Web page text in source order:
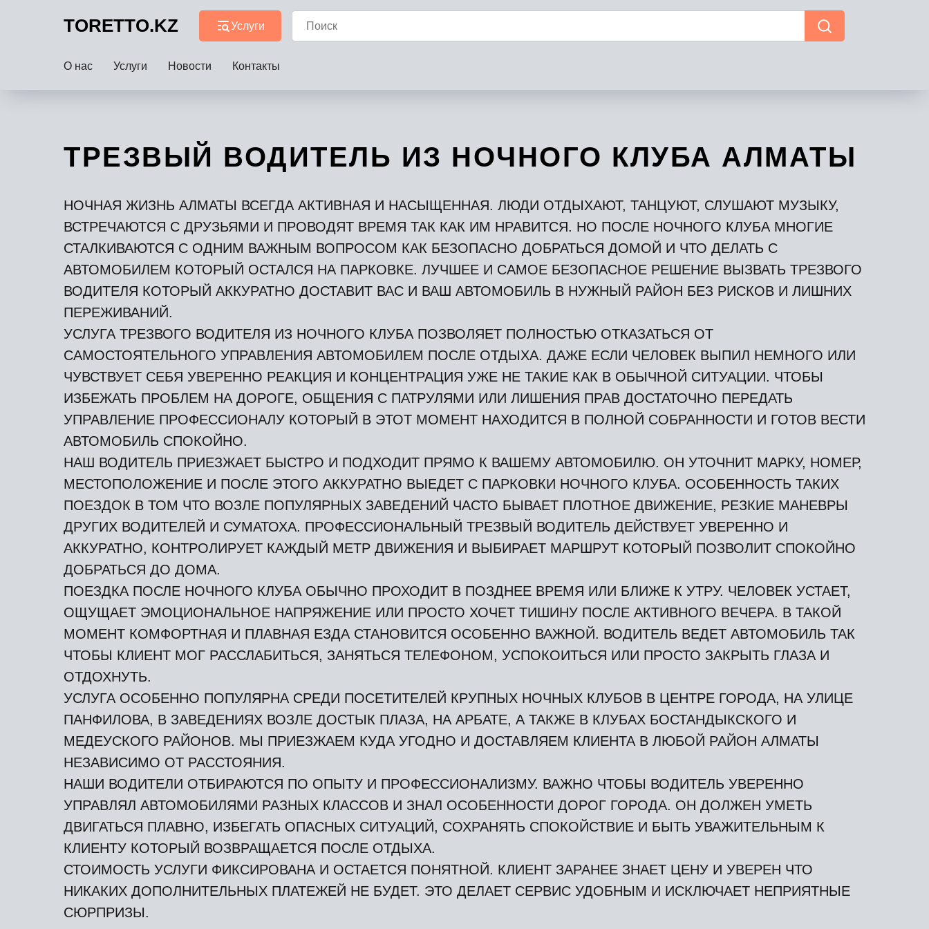
TORETTO.KZ Услуги
О нас Услуги Новости Контакты
ТРЕЗВЫЙ ВОДИТЕЛЬ ИЗ НОЧНОГО КЛУБА АЛМАТЫ
НОЧНАЯ ЖИЗНЬ АЛМАТЫ ВСЕГДА АКТИВНАЯ И НАСЫЩЕННАЯ. ЛЮДИ ОТДЫХАЮТ, ТАНЦУЮТ, СЛУШАЮТ МУЗЫКУ,
ВСТРЕЧАЮТСЯ С ДРУЗЬЯМИ И ПРОВОДЯТ ВРЕМЯ ТАК КАК ИМ НРАВИТСЯ. НО ПОСЛЕ НОЧНОГО КЛУБА МНОГИЕ
СТАЛКИВАЮТСЯ С ОДНИМ ВАЖНЫМ ВОПРОСОМ КАК БЕЗОПАСНО ДОБРАТЬСЯ ДОМОЙ И ЧТО ДЕЛАТЬ С
АВТОМОБИЛЕМ КОТОРЫЙ ОСТАЛСЯ НА ПАРКОВКЕ. ЛУЧШЕЕ И САМОЕ БЕЗОПАСНОЕ РЕШЕНИЕ ВЫЗВАТЬ ТРЕЗВОГО
ВОДИТЕЛЯ КОТОРЫЙ АККУРАТНО ДОСТАВИТ ВАС И ВАШ АВТОМОБИЛЬ В НУЖНЫЙ РАЙОН БЕЗ РИСКОВ И ЛИШНИХ
ПЕРЕЖИВАНИЙ.
УСЛУГА ТРЕЗВОГО ВОДИТЕЛЯ ИЗ НОЧНОГО КЛУБА ПОЗВОЛЯЕТ ПОЛНОСТЬЮ ОТКАЗАТЬСЯ ОТ
САМОСТОЯТЕЛЬНОГО УПРАВЛЕНИЯ АВТОМОБИЛЕМ ПОСЛЕ ОТДЫХА. ДАЖЕ ЕСЛИ ЧЕЛОВЕК ВЫПИЛ НЕМНОГО ИЛИ
ЧУВСТВУЕТ СЕБЯ УВЕРЕННО РЕАКЦИЯ И КОНЦЕНТРАЦИЯ УЖЕ НЕ ТАКИЕ КАК В ОБЫЧНОЙ СИТУАЦИИ. ЧТОБЫ
ИЗБЕЖАТЬ ПРОБЛЕМ НА ДОРОГЕ, ОБЩЕНИЯ С ПАТРУЛЯМИ ИЛИ ЛИШЕНИЯ ПРАВ ДОСТАТОЧНО ПЕРЕДАТЬ
УПРАВЛЕНИЕ ПРОФЕССИОНАЛУ КОТОРЫЙ В ЭТОТ МОМЕНТ НАХОДИТСЯ В ПОЛНОЙ СОБРАННОСТИ И ГОТОВ ВЕСТИ
АВТОМОБИЛЬ СПОКОЙНО.
НАШ ВОДИТЕЛЬ ПРИЕЗЖАЕТ БЫСТРО И ПОДХОДИТ ПРЯМО К ВАШЕМУ АВТОМОБИЛЮ. ОН УТОЧНИТ МАРКУ, НОМЕР,
МЕСТОПОЛОЖЕНИЕ И ПОСЛЕ ЭТОГО АККУРАТНО ВЫЕДЕТ С ПАРКОВКИ НОЧНОГО КЛУБА. ОСОБЕННОСТЬ ТАКИХ
ПОЕЗДОК В ТОМ ЧТО ВОЗЛЕ ПОПУЛЯРНЫХ ЗАВЕДЕНИЙ ЧАСТО БЫВАЕТ ПЛОТНОЕ ДВИЖЕНИЕ, РЕЗКИЕ МАНЕВРЫ
ДРУГИХ ВОДИТЕЛЕЙ И СУМАТОХА. ПРОФЕССИОНАЛЬНЫЙ ТРЕЗВЫЙ ВОДИТЕЛЬ ДЕЙСТВУЕТ УВЕРЕННО И
АККУРАТНО, КОНТРОЛИРУЕТ КАЖДЫЙ МЕТР ДВИЖЕНИЯ И ВЫБИРАЕТ МАРШРУТ КОТОРЫЙ ПОЗВОЛИТ СПОКОЙНО
ДОБРАТЬСЯ ДО ДОМА.
ПОЕЗДКА ПОСЛЕ НОЧНОГО КЛУБА ОБЫЧНО ПРОХОДИТ В ПОЗДНЕЕ ВРЕМЯ ИЛИ БЛИЖЕ К УТРУ. ЧЕЛОВЕК УСТАЕТ,
ОЩУЩАЕТ ЭМОЦИОНАЛЬНОЕ НАПРЯЖЕНИЕ ИЛИ ПРОСТО ХОЧЕТ ТИШИНУ ПОСЛЕ АКТИВНОГО ВЕЧЕРА. В ТАКОЙ
МОМЕНТ КОМФОРТНАЯ И ПЛАВНАЯ ЕЗДА СТАНОВИТСЯ ОСОБЕННО ВАЖНОЙ. ВОДИТЕЛЬ ВЕДЕТ АВТОМОБИЛЬ ТАК
ЧТОБЫ КЛИЕНТ МОГ РАССЛАБИТЬСЯ, ЗАНЯТЬСЯ ТЕЛЕФОНОМ, УСПОКОИТЬСЯ ИЛИ ПРОСТО ЗАКРЫТЬ ГЛАЗА И
ОТДОХНУТЬ.
УСЛУГА ОСОБЕННО ПОПУЛЯРНА СРЕДИ ПОСЕТИТЕЛЕЙ КРУПНЫХ НОЧНЫХ КЛУБОВ В ЦЕНТРЕ ГОРОДА, НА УЛИЦЕ
ПАНФИЛОВА, В ЗАВЕДЕНИЯХ ВОЗЛЕ ДОСТЫК ПЛАЗА, НА АРБАТЕ, А ТАКЖЕ В КЛУБАХ БОСТАНДЫКСКОГО И
МЕДЕУСКОГО РАЙОНОВ. МЫ ПРИЕЗЖАЕМ КУДА УГОДНО И ДОСТАВЛЯЕМ КЛИЕНТА В ЛЮБОЙ РАЙОН АЛМАТЫ
НЕЗАВИСИМО ОТ РАССТОЯНИЯ.
НАШИ ВОДИТЕЛИ ОТБИРАЮТСЯ ПО ОПЫТУ И ПРОФЕССИОНАЛИЗМУ. ВАЖНО ЧТОБЫ ВОДИТЕЛЬ УВЕРЕННО
УПРАВЛЯЛ АВТОМОБИЛЯМИ РАЗНЫХ КЛАССОВ И ЗНАЛ ОСОБЕННОСТИ ДОРОГ ГОРОДА. ОН ДОЛЖЕН УМЕТЬ
ДВИГАТЬСЯ ПЛАВНО, ИЗБЕГАТЬ ОПАСНЫХ СИТУАЦИЙ, СОХРАНЯТЬ СПОКОЙСТВИЕ И БЫТЬ УВАЖИТЕЛЬНЫМ К
КЛИЕНТУ КОТОРЫЙ ВОЗВРАЩАЕТСЯ ПОСЛЕ ОТДЫХА.
СТОИМОСТЬ УСЛУГИ ФИКСИРОВАНА И ОСТАЕТСЯ ПОНЯТНОЙ. КЛИЕНТ ЗАРАНЕЕ ЗНАЕТ ЦЕНУ И УВЕРЕН ЧТО
НИКАКИХ ДОПОЛНИТЕЛЬНЫХ ПЛАТЕЖЕЙ НЕ БУДЕТ. ЭТО ДЕЛАЕТ СЕРВИС УДОБНЫМ И ИСКЛЮЧАЕТ НЕПРИЯТНЫЕ
СЮРПРИЗЫ.